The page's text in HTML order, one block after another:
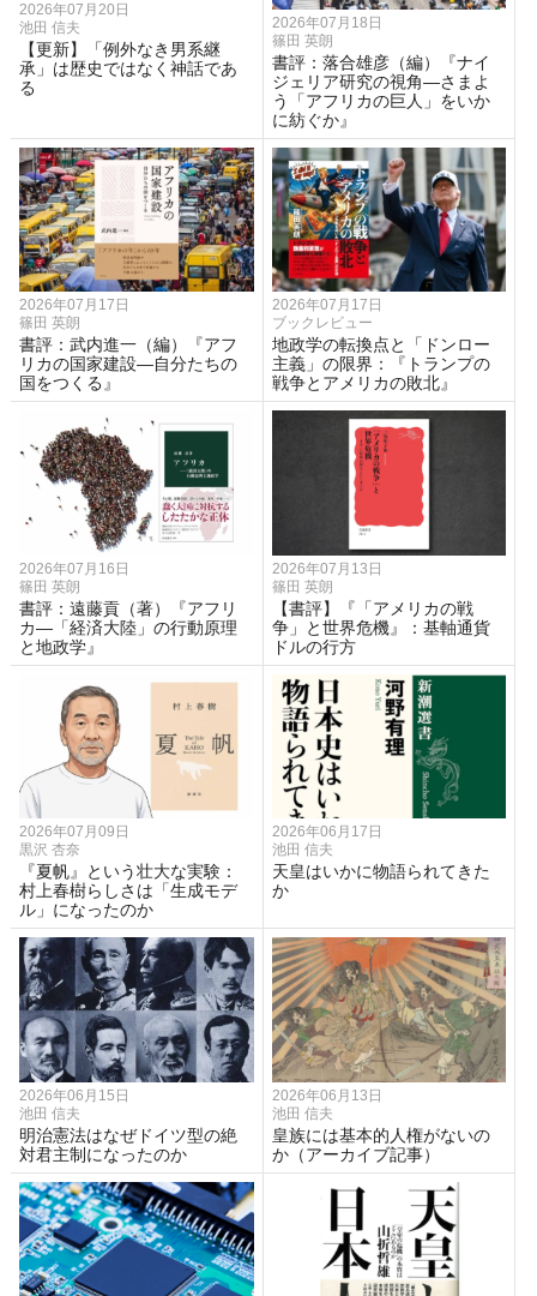
2026年07月20日
池田 信夫
【更新】「例外なき男系継
承」は歴史ではなく神話であ
る
2026年07月18日
篠田 英朗
書評：落合雄彦（編）『ナイ
ジェリア研究の視角―さまよ
う「アフリカの巨人」をいか
に紡ぐか』
2026年07月17日
篠田 英朗
書評：武内進一（編）『アフ
リカの国家建設―自分たちの
国をつくる』
2026年07月17日
ブックレビュー
地政学の転換点と「ドンロー
主義」の限界：『トランプの
戦争とアメリカの敗北』
2026年07月16日
篠田 英朗
書評：遠藤貢（著）『アフリ
カ―「経済大陸」の行動原理
と地政学』
2026年07月13日
篠田 英朗
【書評】『「アメリカの戦
争」と世界危機』：基軸通貨
ドルの行方
2026年07月09日
黒沢 杏奈
『夏帆』という壮大な実験：
村上春樹らしさは「生成モデ
ル」になったのか
2026年06月17日
池田 信夫
天皇はいかに物語られてきた
か
2026年06月15日
池田 信夫
明治憲法はなぜドイツ型の絶
対君主制になったのか
2026年06月13日
池田 信夫
皇族には基本的人権がないの
か（アーカイブ記事）